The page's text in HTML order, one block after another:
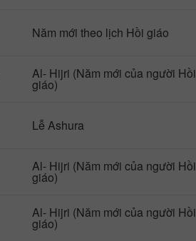
Năm mới theo lịch Hồi giáo
Al- Hijri (Năm mới của người Hồi
giáo)
Lễ Ashura
Al- Hijri (Năm mới của người Hồi
giáo)
Al- Hijri (Năm mới của người Hồi
giáo)